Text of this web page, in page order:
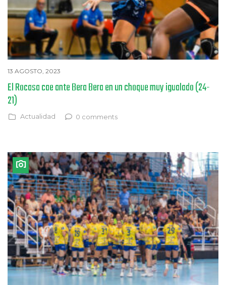
13 AGOSTO, 2023
El Rocasa cae ante Bera Bera en un choque muy igualado (24-
21)
Actualidad 0 comments